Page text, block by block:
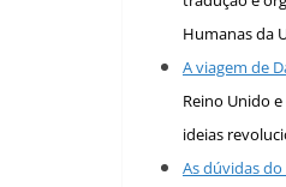
Humanas da
A viagem de
Reino Unido
ideias
As dúvidas do